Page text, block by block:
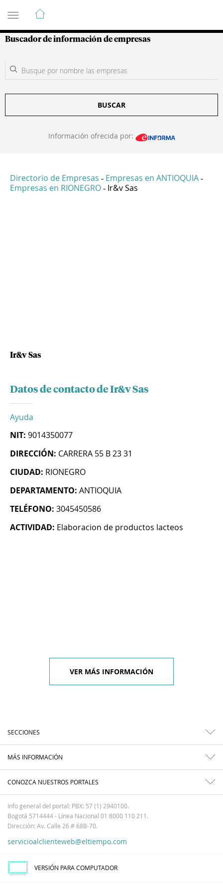
Guía de Empresas Colombianas
Buscador de información de empresas
BUSCAR
Información ofrecida por:
Directorio de Empresas - Empresas en ANTIOQUIA -
Empresas en RIONEGRO - Ir&v Sas
Ir&v Sas
Datos de contacto de Ir&v Sas
Ayuda
NIT: 9014350077
DIRECCIÓN: CARRERA 55 B 23 31
CIUDAD: RIONEGRO
DEPARTAMENTO: ANTIOQUIA
TELÉFONO: 3045450586
ACTIVIDAD: Elaboracion de productos lacteos
VER MÁS INFORMACIÓN
SECCIONES
MÁS INFORMACIÓN
CONOZCA NUESTROS PORTALES
Info general del portal: PBX: 57 (1) 2940100.
Bogotá 5714444 - Línea Nacional 01 8000 110 211.
Dirección: Av. Calle 26 # 68B-70.
servicioalclienteweb@eltiempo.com
VERSIÓN PARA COMPUTADOR